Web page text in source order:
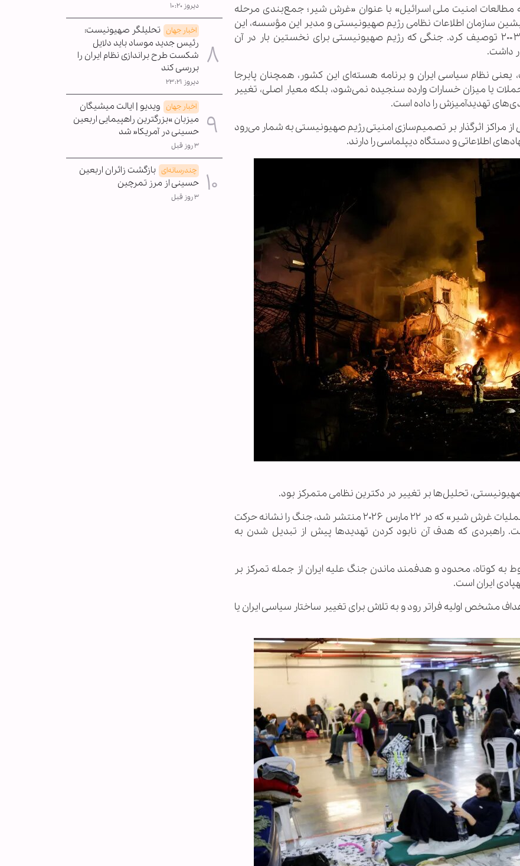
امنیت ملی اسرائیل» با عنوان «غرش شیر؛ جمع‌بندی مرحله
سازمان اطلاعات نظامی رژیم صهیونیستی و مدیر این مؤسسه، این
عملیات را بزرگ‌ترین کارزار نظامی خاورمیانه از سال ۲۰۰۳ توصیف کرد. جنگی که رژیم صهیونیستی برای نخستین بار در آن
داشت.
نظام سیاسی ایران و برنامه هسته‌ای این کشور، همچنان پابرجا
یا میزان خسارات وارده سنجیده نمی‌شود، بلکه معیار اصلی، تغییر
تهدیدآمیزش را داده است.
مراکز اثرگذار بر تصمیم‌سازی امنیتی رژیم صهیونیستی به شمار می‌رود
اطلاعاتی و دستگاه دیپلماسی را دارند.
تحلیل‌ها بر تغییر در دکترین نظامی متمرکز بود.
«گال پرل» در مقاله‌ای با عنوان «برداشت‌های اولیه از عملیات غرش شیر» که در ۲۲ مارس ۲۰۲۶ منتشر شد، جنگ را نشانه حرکت
راهبردی که هدف آن نابود کردن تهدیدها پیش از تبدیل شدن به
به کوتاه، محدود و هدفمند ماندن جنگ علیه ایران از جمله تمرکز بر
ایران است.
مشخص اولیه فراتر رود و به تلاش برای تغییر ساختار سیاسی ایران یا
دیروز ۱۰:۲۰
اخبار جهان تحلیلگر صهیونیست:
رئیس جدید موساد باید دلایل
شکست طرح براندازی نظام ایران را
بررسی کند
دیروز ۲۳:۲۱
اخبار جهان ویدیو | ایالت میشیگان
میزبان »بزرگترین راهپیمایی اربعین
حسینی در آمریکا« شد
۳ روز قبل
چندرسانه‌ای بازگشت زائران اربعین
حسینی از مرز تمرچین
۳ روز قبل